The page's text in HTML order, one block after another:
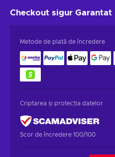
Checkout sigur Garantat
Metode de plată de încredere
Criptarea și protecția datelor
Scor de încredere 100/100